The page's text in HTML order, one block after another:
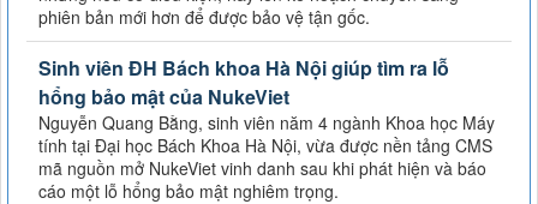
phiên bản mới hơn để được bảo vệ tận gốc.
Sinh viên ĐH Bách khoa Hà Nội giúp tìm ra lỗ
hổng bảo mật của NukeViet
Nguyễn Quang Bằng, sinh viên năm 4 ngành Khoa học Máy
tính tại Đại học Bách Khoa Hà Nội, vừa được nền tảng CMS
mã nguồn mở NukeViet vinh danh sau khi phát hiện và báo
cáo một lỗ hổng bảo mật nghiêm trọng.